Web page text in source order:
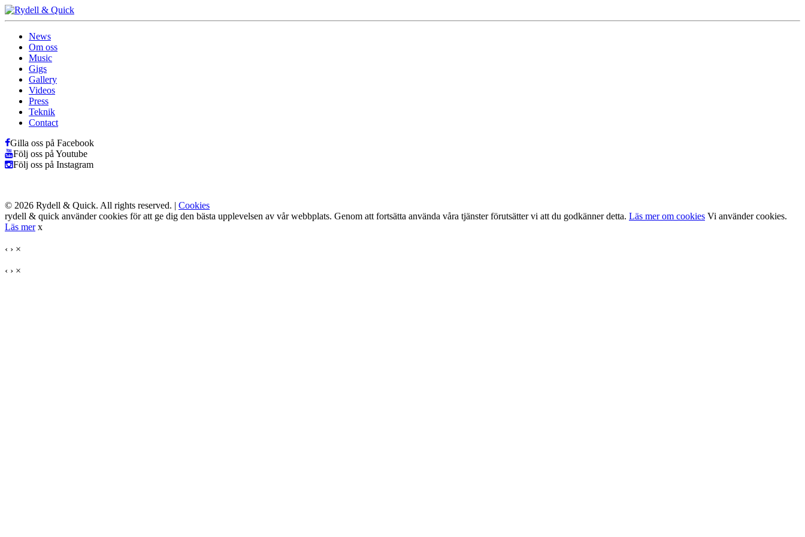
News
Om oss
Music
Gigs
Gallery
Videos
Press
Teknik
Contact
Gilla oss på Facebook
Följ oss på Youtube
Följ oss på Instagram
© 2026 Rydell & Quick. All rights reserved. | Cookies
rydell & quick använder cookies för att ge dig den bästa upplevelsen av vår webbplats. Genom att fortsätta använda våra tjänster förutsätter vi att du godkänner detta. Läs mer om cookies Vi använder cookies.
Läs mer x
‹ › ×
‹ › ×